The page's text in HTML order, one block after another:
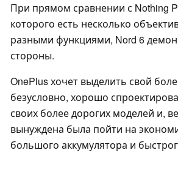
При прямом сравнении с Nothing
которого есть несколько
разными функциями, Nord 6
стороны.
OnePlus хочет выделить свой
безусловно, хорошо
своих более дорогих моделей и,
вынуждена была пойти на
большого аккумулятора и